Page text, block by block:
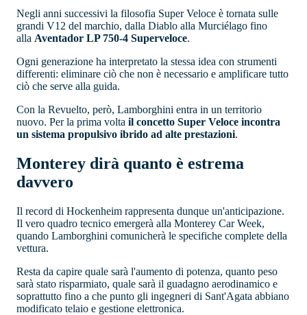
Negli anni successivi la filosofia Super Veloce è tornata sulle
grandi V12 del marchio, dalla Diablo alla Murciélago fino
alla Aventador LP 750-4 Superveloce.
Ogni generazione ha interpretato la stessa idea con strumenti
differenti: eliminare ciò che non è necessario e amplificare tutto
ciò che serve alla guida.
Con la Revuelto, però, Lamborghini entra in un territorio
nuovo. Per la prima volta il concetto Super Veloce incontra
un sistema propulsivo ibrido ad alte prestazioni.
Monterey dirà quanto è estrema
davvero
Il record di Hockenheim rappresenta dunque un'anticipazione.
Il vero quadro tecnico emergerà alla Monterey Car Week,
quando Lamborghini comunicherà le specifiche complete della
vettura.
Resta da capire quale sarà l'aumento di potenza, quanto peso
sarà stato risparmiato, quale sarà il guadagno aerodinamico e
soprattutto fino a che punto gli ingegneri di Sant'Agata abbiano
modificato telaio e gestione elettronica.